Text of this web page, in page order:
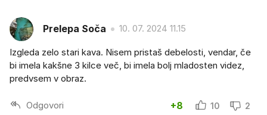
Prelepa Soča 10. 07. 2024 11.15
Izgleda zelo stari kava. Nisem pristaš debelosti, vendar, če
bi imela kakšne 3 kilce več, bi imela bolj mladosten videz,
predvsem v obraz.
Odgovori +8 10 2